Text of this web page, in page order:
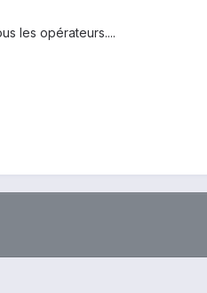
les opérateurs....